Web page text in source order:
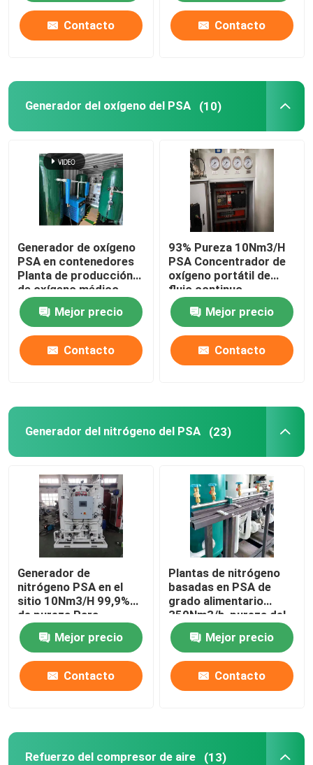
Contacto Contacto
Generador del oxígeno del PSA (10)
Generador de oxígeno
PSA en contenedores
Planta de producción
de oxígeno médico
Hospital
Mejor precio
Contacto
93% Pureza 10Nm3/H
PSA Concentrador de
oxígeno portátil de
flujo continuo
Mejor precio
Contacto
Generador del nitrógeno del PSA (23)
Generador de
nitrógeno PSA en el
sitio 10Nm3/H 99,9%
de pureza Para
alimentos, metalurgia,
químicaMejor precio
Contacto
Plantas de nitrógeno
basadas en PSA de
grado alimentario
350Nm3/h, pureza del
99,99%
Mejor precio
Contacto
Refuerzo del compresor de aire (13)